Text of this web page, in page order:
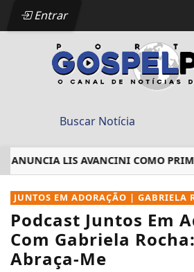
Entrar
LIS AVANCINI COMO
EM ALTA
JUNTOS EM ADORAÇÃO | GABRIELA
Podcast Juntos Em
Com Gabriela
Abraça-Me